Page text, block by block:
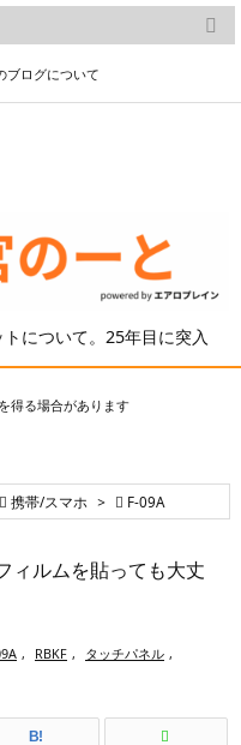
on value of type bool in
on line
について。25年目に突入

メニュー
ブログについて
得る場合があります
 携帯/スマホ >  F-09A
ィルムを貼っても大丈
, RBKF , タッチパネル ,
B!